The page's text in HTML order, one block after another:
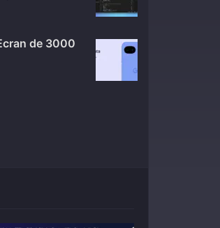
de 3000